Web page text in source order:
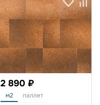
2 890 ₽
м2 паллет